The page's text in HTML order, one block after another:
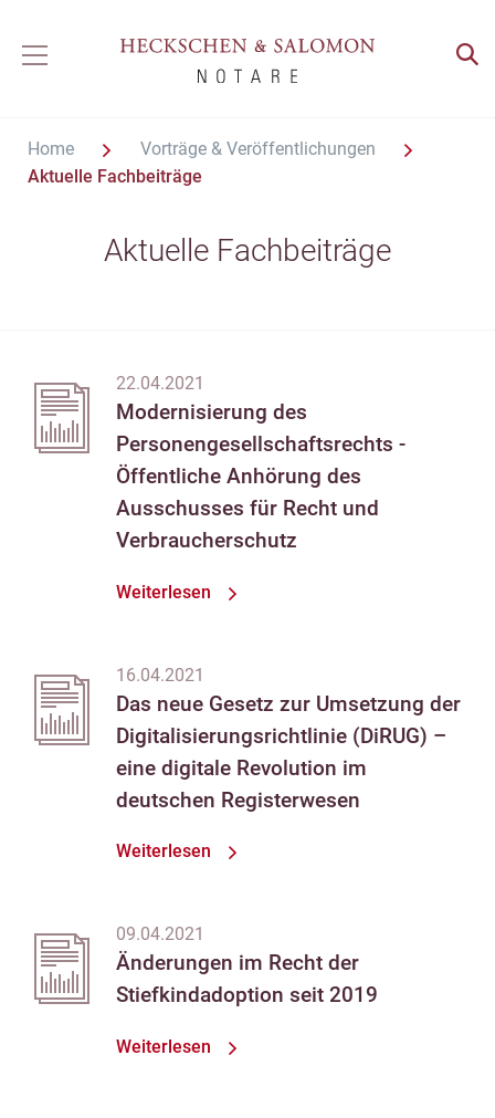
Home
Vorträge & Veröffentlichungen
Aktuelle Fachbeiträge
Aktuelle Fachbeiträge
22.04.2021
Modernisierung des
Personengesellschaftsrechts -
Öffentliche Anhörung des
Ausschusses für Recht und
Verbraucherschutz
Weiterlesen
16.04.2021
Das neue Gesetz zur Umsetzung der
Digitalisierungsrichtlinie (DiRUG) –
eine digitale Revolution im
deutschen Registerwesen
Weiterlesen
09.04.2021
Änderungen im Recht der
Stiefkindadoption seit 2019
Weiterlesen